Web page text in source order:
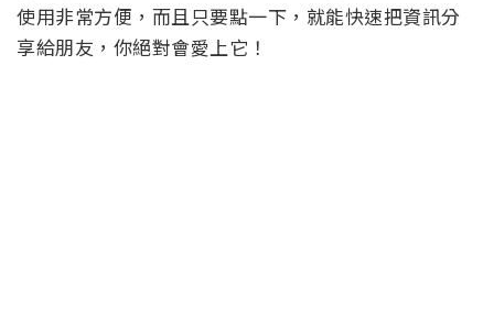
使用非常方便，而且只要點一下，就能快速把資訊分
享給朋友，你絕對會愛上它！